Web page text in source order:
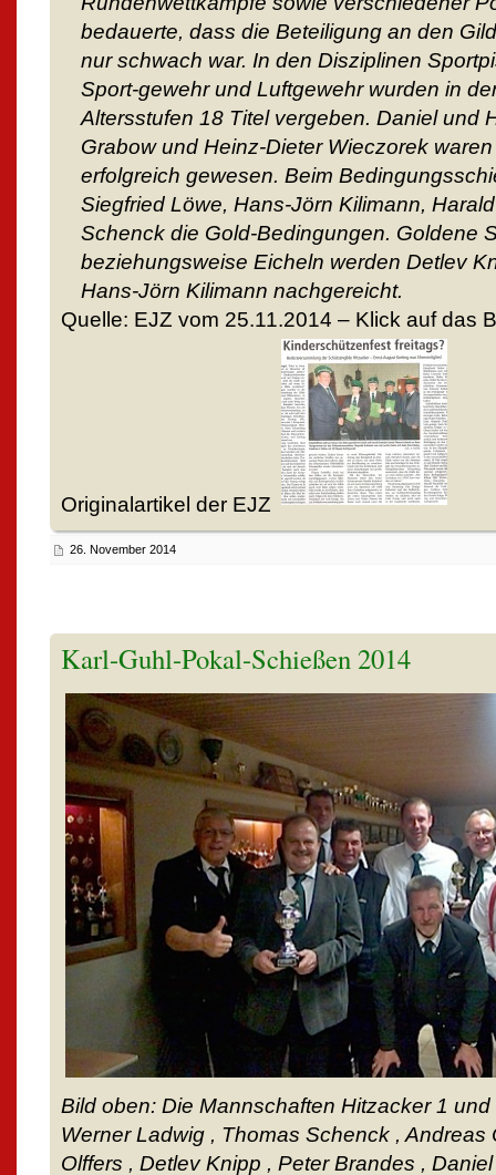
bedauerte, dass die Beteiligung an den
nur schwach war. In den Disziplinen
Sport-gewehr und Luftgewehr wurden in
Altersstufen 18 Titel vergeben. Daniel und
Grabow und Heinz-Dieter Wieczorek
erfolgreich gewesen. Beim
Siegfried Löwe, Hans-Jörn Kilimann,
Schenck die Gold-Bedingungen. Goldene
beziehungsweise Eicheln werden Detlev
Hans-Jörn Kilimann nachgereicht.
Quelle: EJZ vom 25.11.2014 – Klick auf das
Originalartikel der EJZ
26. November 2014
Karl-Guhl-Pokal-Schießen 2014
Bild oben: Die Mannschaften Hitzacker 1
Werner Ladwig , Thomas Schenck , Andreas
Olffers , Detlev Knipp , Peter Brandes ,